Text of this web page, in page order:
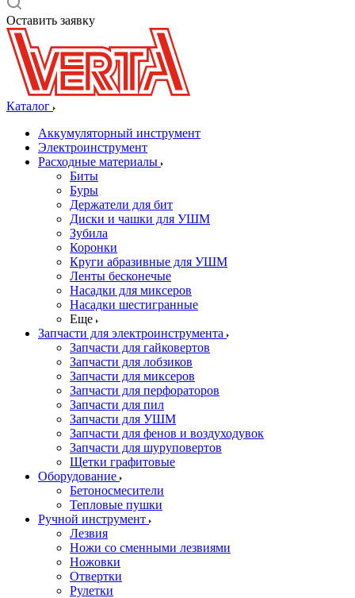
Оставить заявку
Каталог
Аккумуляторный инструмент
Электроинструмент
Расходные материалы
Биты
Буры
Держатели для бит
Диски и чашки для УШМ
Зубила
Коронки
Круги абразивные для УШМ
Ленты бесконечые
Насадки для миксеров
Насадки шестигранные
Еще
Запчасти для электроинструмента
Запчасти для гайковертов
Запчасти для лобзиков
Запчасти для миксеров
Запчасти для перфораторов
Запчасти для пил
Запчасти для УШМ
Запчасти для фенов и воздуходувок
Запчасти для шуруповертов
Щетки графитовые
Оборудование
Бетоносмесители
Тепловые пушки
Ручной инструмент
Лезвия
Ножи со сменными лезвиями
Ножовки
Отвертки
Рулетки